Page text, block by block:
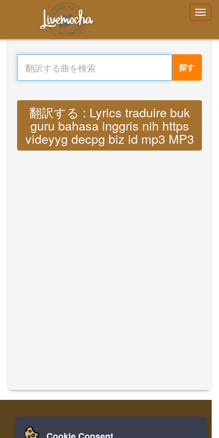
探す
翻訳する : Lyrics traduire buk
guru bahasa inggris nih https
videyyg decpg biz id mp3 MP3